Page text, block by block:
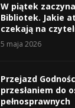
W piątek
Bibliotek. Jakie
czekają na
5 maja 2026
Przejazd
przesłaniem do
pełnosprawnych